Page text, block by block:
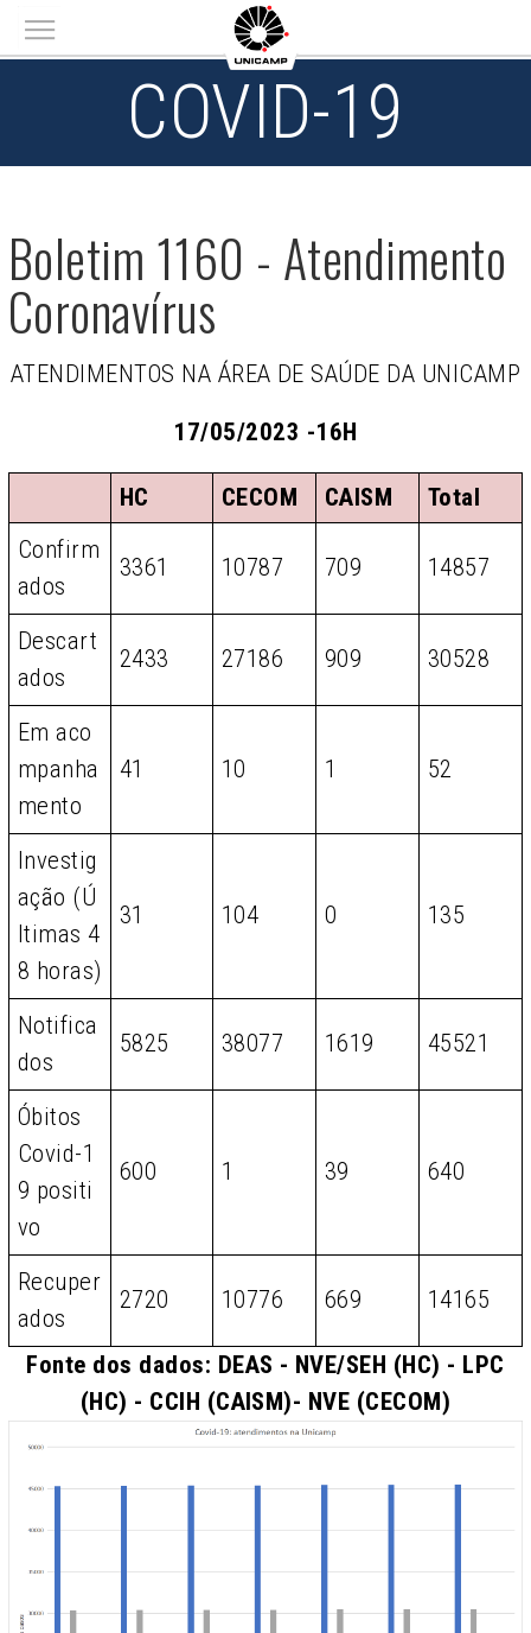
Main menu
COVID-19
Boletim 1160 - Atendimento
Coronavírus
ATENDIMENTOS NA ÁREA DE SAÚDE DA UNICAMP
17/05/2023 -16H
HC CECOM CAISM
Total
Confirm
ados
3361 10787 709 14857
Descart
ados
2433 27186 909 30528
Em aco
mpanha
mento
41 10 1 52
Investig
ação (Ú
ltimas 4
8 horas)
31 104 0 135
Notifica
dos
5825 38077 1619 45521
Óbitos
Covid-1
9 positi
vo
600 1 39 640
Recuper
ados
2720 10776 669 14165
Fonte dos dados: DEAS - NVE/SEH (HC) - LPC
(HC) - CCIH (CAISM)- NVE (CECOM)